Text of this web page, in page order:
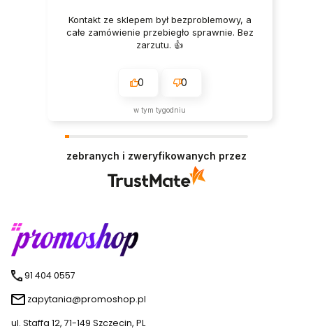
Kontakt ze sklepem był bezproblemowy, a
całe zamówienie przebiegło sprawnie. Bez
zarzutu. 👍️
0 0
w tym tygodniu
zebranych i zweryfikowanych przez
91 404 0557
zapytania@promoshop.pl
ul. Staffa 12, 71-149 Szczecin, PL